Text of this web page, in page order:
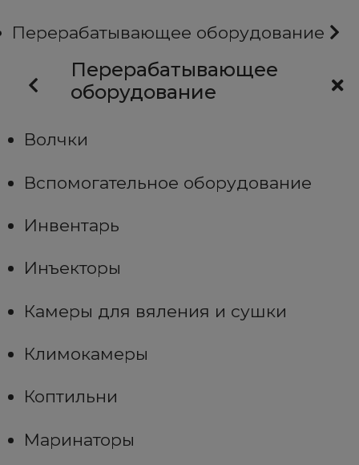
Перерабатывающее оборудование
Перерабатывающее
оборудование
Волчки
Вспомогательное оборудование
Инвентарь
Инъекторы
Камеры для вяления и сушки
Климокамеры
Коптильни
Маринаторы